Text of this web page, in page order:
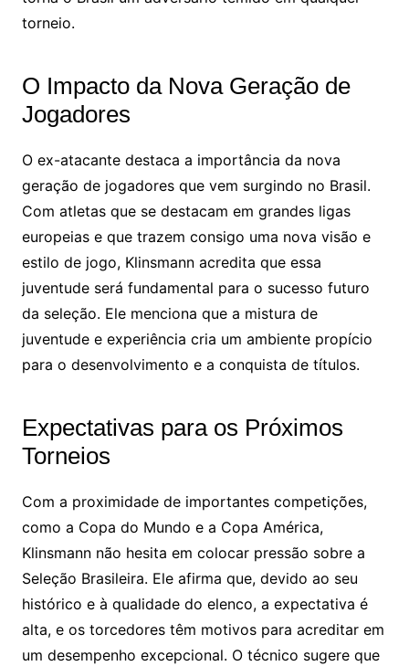
torneio.
O Impacto da Nova Geração de
Jogadores
O ex-atacante destaca a importância da nova
geração de jogadores que vem surgindo no Brasil.
Com atletas que se destacam em grandes ligas
europeias e que trazem consigo uma nova visão e
estilo de jogo, Klinsmann acredita que essa
juventude será fundamental para o sucesso futuro
da seleção. Ele menciona que a mistura de
juventude e experiência cria um ambiente propício
para o desenvolvimento e a conquista de títulos.
Expectativas para os Próximos
Torneios
Com a proximidade de importantes competições,
como a Copa do Mundo e a Copa América,
Klinsmann não hesita em colocar pressão sobre a
Seleção Brasileira. Ele afirma que, devido ao seu
histórico e à qualidade do elenco, a expectativa é
alta, e os torcedores têm motivos para acreditar em
um desempenho excepcional. O técnico sugere que